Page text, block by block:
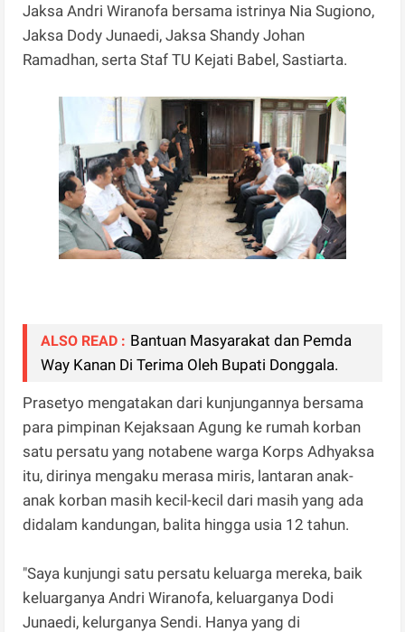
Jaksa Andri Wiranofa bersama istrinya Nia Sugiono,
Jaksa Dody Junaedi, Jaksa Shandy Johan
Ramadhan, serta Staf TU Kejati Babel, Sastiarta.
ALSO READ : Bantuan Masyarakat dan Pemda
Way Kanan Di Terima Oleh Bupati Donggala.
Prasetyo mengatakan dari kunjungannya bersama
para pimpinan Kejaksaan Agung ke rumah korban
satu persatu yang notabene warga Korps Adhyaksa
itu, dirinya mengaku merasa miris, lantaran anak-
anak korban masih kecil-kecil dari masih yang ada
didalam kandungan, balita hingga usia 12 tahun.
"Saya kunjungi satu persatu keluarga mereka, baik
keluarganya Andri Wiranofa, keluarganya Dodi
Junaedi, kelurganya Sendi. Hanya yang di